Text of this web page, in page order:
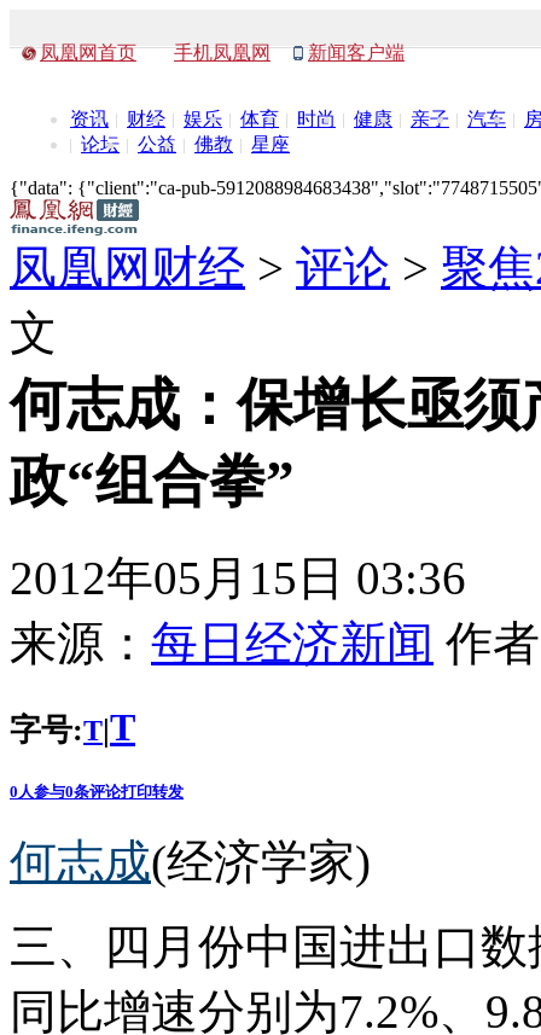
凤凰网首页 手机凤凰网 新闻客户端
资讯 财经 娱乐 体育 时尚 健康 亲子 汽车
论坛
公益 佛教 星座
{"data": {"client":"ca-pub-
凤凰网财经 > 评论 > 聚
文
何志成：保增长亟须
政“组合拳”
2012年05月15日 03:36
来源： 每日经济新闻 作
字号:T|T
0 人参与0条评论打印转发
何志成(经济学家)
三、四月份中国进出口
同比增速分别为7.2%、